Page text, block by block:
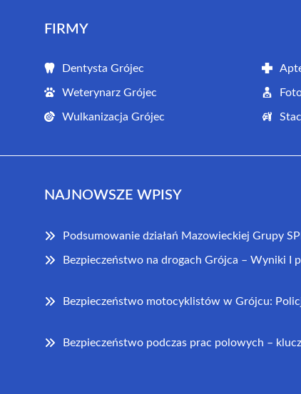
FIRMY
Dentysta Grójec
Weterynarz Grójec
Wulkanizacja Grójec
NAJNOWSZE WPISY
Podsumowanie działań Mazowieckiej Grupy
Bezpieczeństwo na drogach Grójca – Wyniki I
Bezpieczeństwo motocyklistów w Grójcu:
Bezpieczeństwo podczas prac polowych –